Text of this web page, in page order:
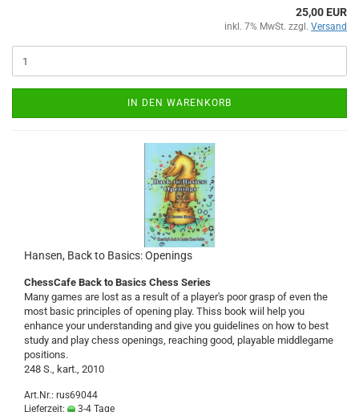
25,00 EUR
inkl. 7% MwSt. zzgl. Versand
IN DEN WARENKORB
Hansen, Back to Basics: Openings
ChessCafe Back to Basics Chess Series
Many games are lost as a result of a player's poor grasp of even the
most basic principles of opening play. Thiss book wiil help you
enhance your understanding and give you guidelines on how to best
study and play chess openings, reaching good, playable middlegame
positions.
248 S., kart., 2010
Art.Nr.: rus69044
Lieferzeit:
3-4 Tage